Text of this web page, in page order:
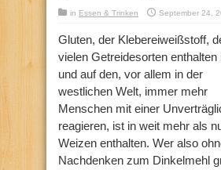
in Essen & Trinken September 24,
Gluten, der Klebereiweißstoff,
vielen Getreidesorten enthalten
und auf den, vor allem in der
westlichen Welt, immer mehr
Menschen mit einer
reagieren, ist in weit mehr als
Weizen enthalten. Wer also
Nachdenken zum Dinkelmehl